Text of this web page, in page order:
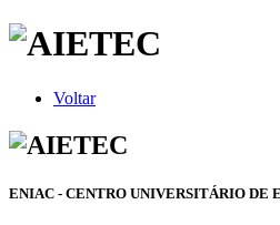
Voltar
ENIAC - CENTRO UNIVERSITÁRIO DE